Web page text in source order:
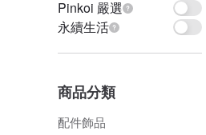
Pinkoi 嚴選
永續生活
商品分類
配件飾品